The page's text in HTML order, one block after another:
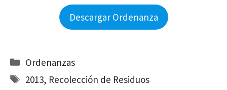
Descargar Ordenanza
Categorías
Ordenanzas
Etiquetas
2013, Recolección de Residuos